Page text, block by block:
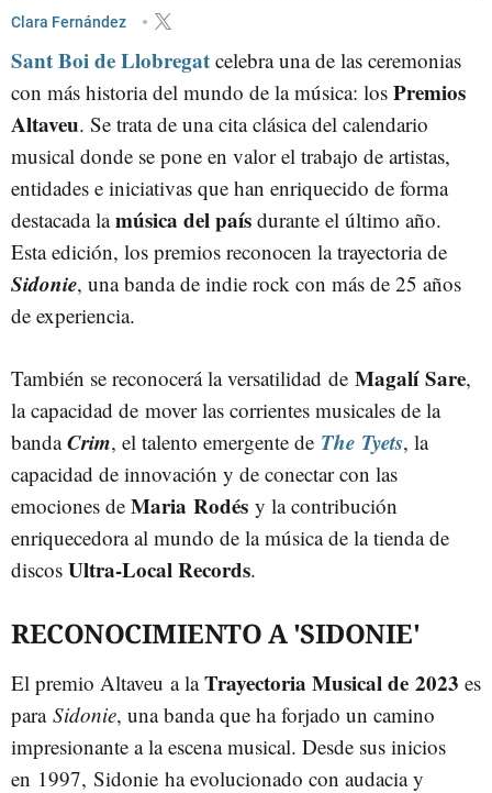
FAMOSOS BARCELONA
Clara Fernández
Sant Boi de Llobregat celebra una de las ceremonias
con más historia del mundo de la música: los Premios
Altaveu. Se trata de una cita clásica del calendario
musical donde se pone en valor el trabajo de artistas,
entidades e iniciativas que han enriquecido de forma
destacada lamúsica del país durante el último año.
Esta edición, los premios reconocen la trayectoria de
Sidonie, una banda de indie rock con más de 25 años
de experiencia.
También se reconocerá la versatilidad de Magalí Sare,
la capacidad de mover las corrientes musicales de la
bandaCrim, el talento emergente de The Tyets, la
capacidad de innovación y de conectar con las
emociones de Maria Rodés y la contribución
enriquecedora al mundo de la música de la tienda de
discos Ultra-Local Records.
RECONOCIMIENTO A 'SIDONIE'
El premio Altaveu a laTrayectoria Musical de 2023 es
para Sidonie, una banda que ha forjado un camino
impresionante a la escena musical. Desde sus inicios
en 1997, Sidonie ha evolucionado con audacia y